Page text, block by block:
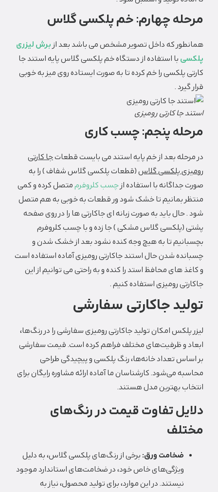
مرحله چهارم: خم پلکسی گلاس
همانطور که داخل تصویر مشخص می باشد بعد ازبرش لیزری
پلکسی با استفاده از دستگاه خم پلکسی گلاس پایه استند جا
کارتی پلکسی را خم کرده تا به صورت ایستاده روی میز به خوبی
قرار گیرد .
استند جا کارتی رومیزی
مرحله پنجم: چسب کاری
در مرحله بعد از خم پایه استند می بایست قطعاتجا کارتی
رومیزی پلکسی گلاس(قطعات پلکسی گلاس شفاف ) را به
صورت جداگانه با استفاده ازچسب کلروفرممتصل کرده و کمی
منتظر بمانیم تا خشک شود ور قطعات به خوبی به هم متصل
شود . حال باید به صورت زبانه ای جاکارتی ها را در روی صفحه
پشتی (پلکسی گلاس مشکی ) جا زده و با چسب کلروفرم
بچسبانیم تا به هیچ وجه کنده نشود بعد از خشک شدن و
چسبانده شدن حال استند جاکارتی رومیزی آماده استفاده است
و کاغذ های محافظ استد را کنده و به راحتی می توانیم از این
جاکارتی رومیزی استفاده کنیم .
تولید جاکارتی سفارشی
لیزر پلکس امکان تولید جاکارتی رومیزی سفارشی را در رنگ‌ها،
ابعاد و ظرفیت‌های مختلف فراهم کرده است. قیمت سفارشی
بر اساس تعداد خانه‌ها، رنگ پلکسی و پیچیدگی طراحی
محاسبه می‌شود. کارشناسان ما آماده ارائه مشاوره رایگان برای
انتخاب بهترین مدل هستند.
دلایل تفاوت قیمت در رنگ‌های
مختلف
ضخامت ورق: برخی از رنگ‌های پلکسی گلاس، به دلیل
ویژگی‌های خاص خود، در ضخامت‌های استاندارد موجود
نیستند.در این موارد، برای تولید محصول، نیاز به